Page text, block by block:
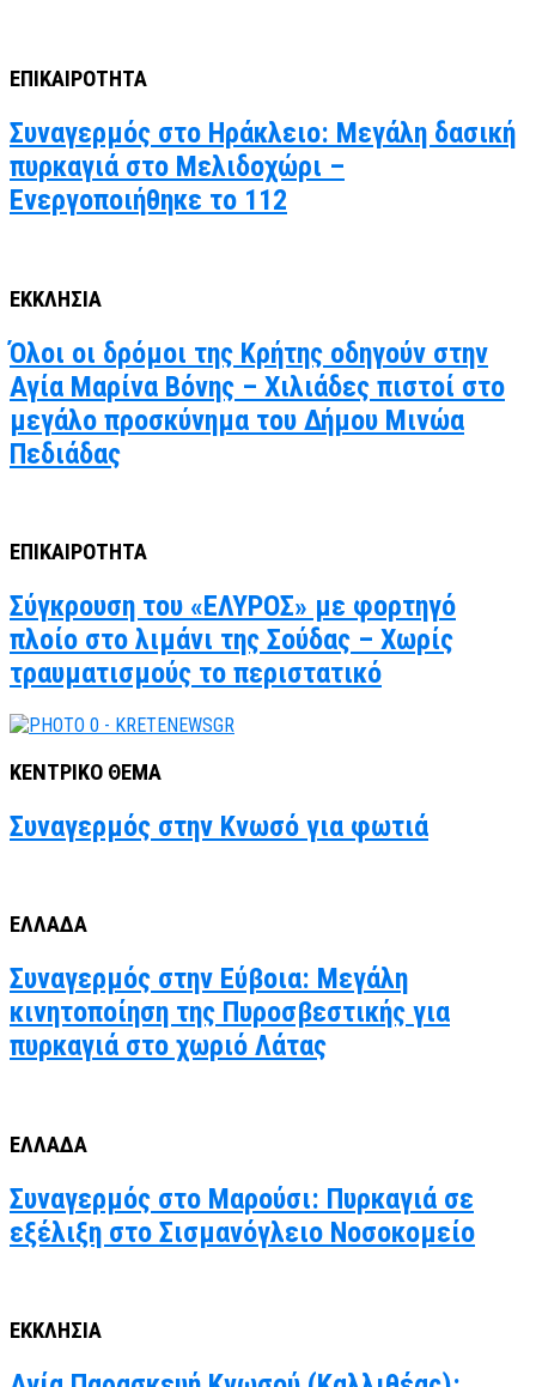
ΕΠΙΚΑΙΡΟΤΗΤΑ
Συναγερμός στο Ηράκλειο: Μεγάλη δασική
πυρκαγιά στο Μελιδοχώρι –
Ενεργοποιήθηκε το 112
ΕΚΚΛΗΣΙΑ
Όλοι οι δρόμοι της Κρήτης οδηγούν στην
Αγία Μαρίνα Βόνης – Χιλιάδες πιστοί στο
μεγάλο προσκύνημα του Δήμου Μινώα
Πεδιάδας
ΕΠΙΚΑΙΡΟΤΗΤΑ
Σύγκρουση του «ΕΛΥΡΟΣ» με φορτηγό
πλοίο στο λιμάνι της Σούδας – Χωρίς
τραυματισμούς το περιστατικό
ΚΕΝΤΡΙΚΟ ΘΕΜΑ
Συναγερμός στην Κνωσό για φωτιά
ΕΛΛΑΔΑ
Συναγερμός στην Εύβοια: Μεγάλη
κινητοποίηση της Πυροσβεστικής για
πυρκαγιά στο χωριό Λάτας
ΕΛΛΑΔΑ
Συναγερμός στο Μαρούσι: Πυρκαγιά σε
εξέλιξη στο Σισμανόγλειο Νοσοκομείο
ΕΚΚΛΗΣΙΑ